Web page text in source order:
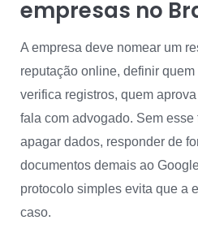
empresas no
A empresa deve nomear um
reputação online, definir
verifica registros, quem
fala com advogado. Sem
apagar dados, responder de
documentos demais ao
protocolo simples evita que a
caso.